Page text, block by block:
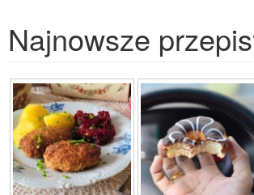
Najnowsze